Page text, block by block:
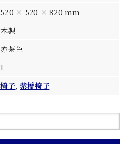
520 × 520 × 820 mm
木製
赤茶色
1
椅子,紫檀椅子